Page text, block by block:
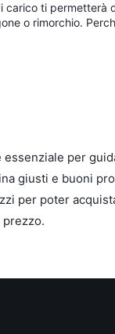
per
giusti e buoni
per poter
carico ti permetterà
o rimorchio.